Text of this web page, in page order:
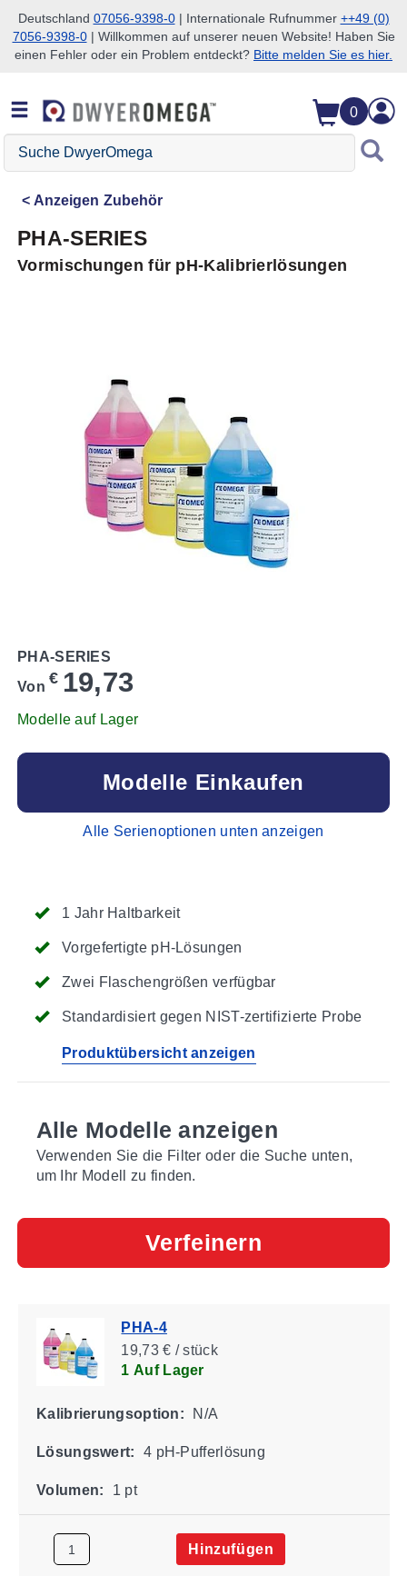
Zum Suchen überspringen
Zum Hauptinhalt überspringen
Zur Navigation überspringen
Deutschland 07056-9398-0| Internationale Rufnummer ++49 (0)
7056-9398-0| Willkommen auf unserer neuen Website! Haben Sie
einen Fehler oder ein Problem entdeckt? Bitte melden Sie es hier.
0
Suche
DwyerOmega
Anzeigen Zubehör
PHA-SERIES
Vormischungen für pH-Kalibrierlösungen
1 Jahr Haltbarkeit
Vorgefertigte pH-Lösungen
Zwei Flaschengrößen verfügbar
Standardisiert gegen NIST-zertifizierte Probe
Produktübersicht anzeigen
PHA-SERIES
Von € 19,73
Modelle auf Lager
Modelle Einkaufen
Alle Serienoptionen unten anzeigen
Alle Modelle anzeigen
Verwenden Sie die Filter oder die Suche unten,
um Ihr Modell zu finden.
Verfeinern
PHA-4
19,73 € / stück
1 Auf Lager
Kalibrierungsoption: N/A
Lösungswert: 4 pH-Pufferlösung
Volumen: 1 pt
Hinzufügen